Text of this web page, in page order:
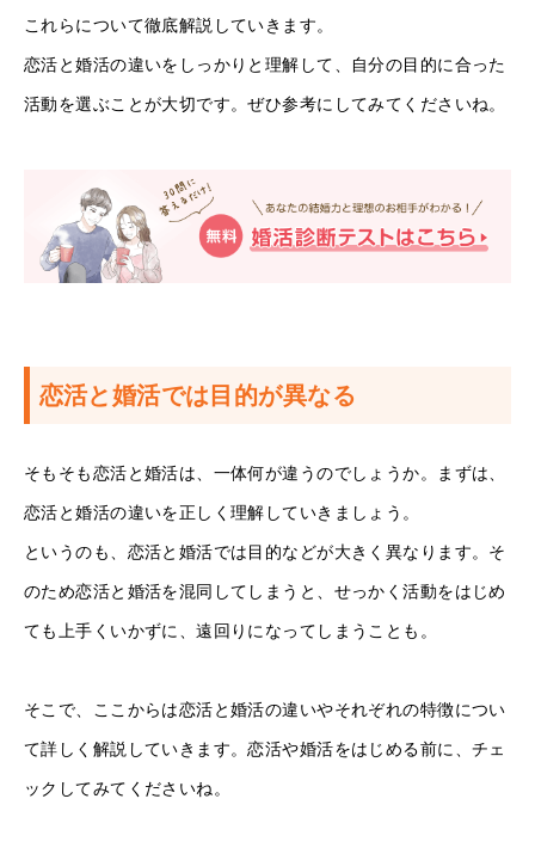
これらについて徹底解説していきます。
恋活と婚活の違いをしっかりと理解して、自分の目的に合った
活動を選ぶことが大切です。ぜひ参考にしてみてくださいね。
恋活と婚活では目的が異なる
そもそも恋活と婚活は、一体何が違うのでしょうか。まずは、
恋活と婚活の違いを正しく理解していきましょう。
というのも、恋活と婚活では目的などが大きく異なります。そ
のため恋活と婚活を混同してしまうと、せっかく活動をはじめ
ても上手くいかずに、遠回りになってしまうことも。
そこで、ここからは恋活と婚活の違いやそれぞれの特徴につい
て詳しく解説していきます。恋活や婚活をはじめる前に、チェ
ックしてみてくださいね。